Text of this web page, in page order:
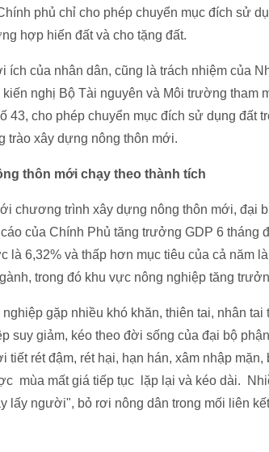
phủ chỉ cho phép chuyển mục đích sử
hợp hiến đất và cho tặng đất.
ích của nhân dân, cũng là trách nhiệm của
nghị Bộ Tài nguyên và Môi trường tham
43, cho phép chuyển mục đích sử dụng đất
trào xây dựng nông thôn mới.
thôn mới chạy theo thành tích
chương trình xây dựng nông thôn mới, đại
của Chính Phủ tăng trưởng GDP 6 tháng
là 6,32% và thấp hơn mục tiêu của cả năm
trong đó khu vực nông nghiệp tăng
gặp nhiều khó khăn, thiên tai, nhân tai
suy giảm, kéo theo đời sống của đại bộ
tiết rét đậm, rét hại, hạn hán, xâm nhập
mùa mất giá tiếp tục lặp lại và kéo dài.
lấy người", bỏ rơi nông dân trong mối liên